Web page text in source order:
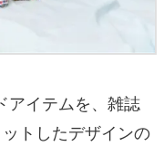
アイテムを、雑誌
トしたデザインの